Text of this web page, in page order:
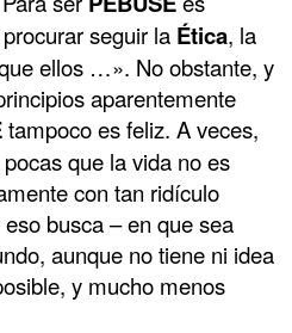
seguir la Ética, la
ellos …». No obstante, y
aparentemente
tampoco es feliz. A veces,
que la vida no es
con tan ridículo
busca – en que sea
aunque no tiene ni idea
y mucho menos